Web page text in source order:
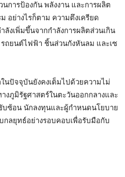
การป้องกัน พลังงาน และการผลิต
อย่างไรก็ตาม ความตึงเครียด
ลังเพิ่มขึ้นจากกำลังการผลิตส่วนเกิน
ถยนต์ไฟฟ้า ชิ้นส่วนกังหันลม และเซ
นปัจจุบันยังคงเต็มไปด้วยความไม่
งภูมิรัฐศาสตร์ในตะวันออกกลางและ
ซ้อน นักลงทุนและผู้กำหนดนโยบาย
กลยุทธ์อย่างรอบคอบเพื่อรับมือกับ